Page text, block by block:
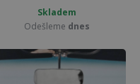
Skladem
Odešleme dnes